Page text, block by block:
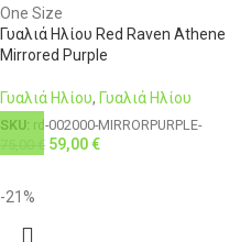
One Size
Γυαλιά Ηλίου Red Raven Athene
Mirrored Purple
Γυαλιά Ηλίου, Γυαλιά Ηλίου
SKU: rd-002000-MIRRORPURPLE-
€ 59,00€
-21%